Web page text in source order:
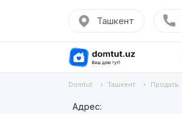
Ташкент
Domtut Ташкент Продать
Адрес: